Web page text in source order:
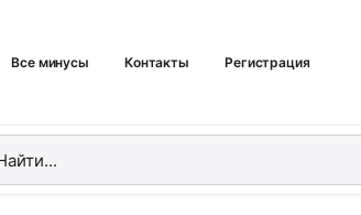
Все минусы Контакты Регистрация